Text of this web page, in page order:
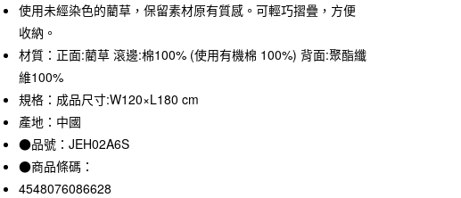
信用卡分期付款
3 期 0 利率 每期NT$344 21家銀行
合作金庫商業銀行
華南商業銀行
上海商業儲蓄銀行
國泰世華商業銀行
臺灣中小企業銀行
匯豐（台灣）商業銀行
聯邦商業銀行
LINE Pay
Apple Pay
街口支付
悠遊付
使用未經染色的藺草，保留素材原有質感。可輕巧摺疊，方便
收納。
材質：正面:藺草 滾邊:棉100% (使用有機棉 100%) 背面:聚酯纖
維100%
規格：成品尺寸:W120×L180 cm
產地：中國
●品號：JEH02A6S
●商品條碼：
4548076086628